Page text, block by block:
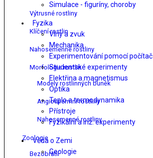
Simulace - figuríny, choroby
Fyzika
Vlny a zvuk
Mechanika
Experimentování pomocí počítač
Studentské experimenty
Elektřina a magnetismus
Optika
Teplo a termodynamika
Přístroje
Fyzikální a inž. experimenty
Věda o Zemi
Geologie
Výtrusné rostliny
Klíčení rostlin
Nahosemenné rostliny
Morfologie rostlin
Modely rostlinných buněk
Angiospermní rostliny
Nahosemenné rostliny
Zoologie
Bezobratlí